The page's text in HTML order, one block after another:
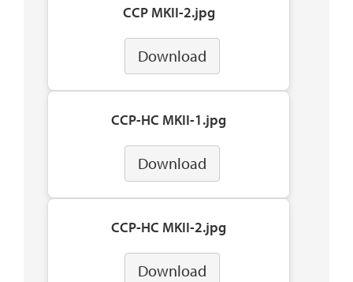
CCP MKII-2.jpg
Download
CCP-HC MKII-1.jpg
Download
CCP-HC MKII-2.jpg
Download